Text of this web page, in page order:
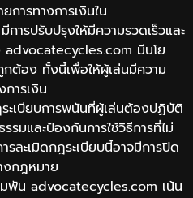
การทางการเงินใน
ารปรับปรุงให้มีความรวดเร็วและ
มีนโย
กต้อง ทั้งนี้เพื่อให้ผู้เล่นมีความ
การเงิน
ะเบียบการพนันที่ผู้เล่นต้องปฏิบัติ
รมและป้องกันการใช้วิธีการที่ไม่
รละเมิดกฎระเบียบนี้อาจมีการปิด
งกฎหมาย
มพัน advocatecycles.com เน้น